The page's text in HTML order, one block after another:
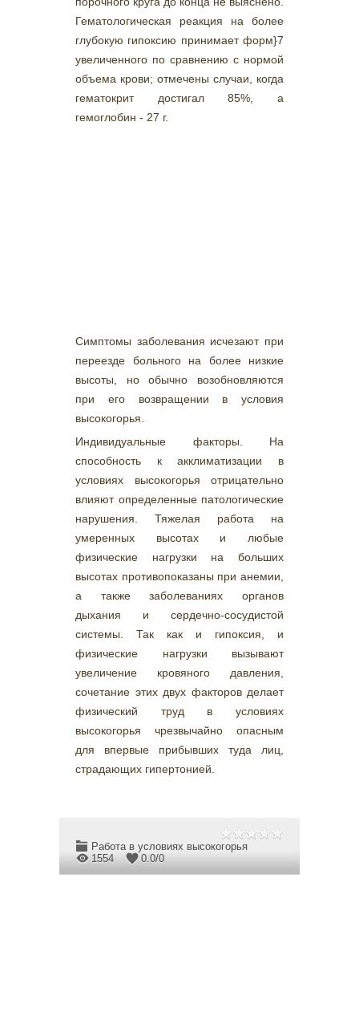
Гематологическая реакция на более
глубокую гипоксию принимает форм}7
увеличенного по сравнению с нормой
объема крови; отмечены случаи, когда
гематокрит достигал 85%, а
гемоглобин - 27 г.
Симптомы заболевания исчезают при
переезде больного на более низкие
высоты, но обычно возобновляются
при его возвращении в условия
высокогорья.
Индивидуальные факторы. На
способность к акклиматизации в
условиях высокогорья отрицательно
влияют определенные патологические
нарушения. Тяжелая работа на
умеренных высотах и любые
физические нагрузки на больших
высотах противопоказаны при анемии,
а также заболеваниях органов
дыхания и сердечно-сосудистой
системы. Так как и гипоксия, и
физические нагрузки вызывают
увеличение кровяного давления,
сочетание этих двух факторов делает
физический труд в условиях
высокогорья чрезвычайно опасным
для впервые прибывших туда лиц,
страдающих гипертонией.
Работа в условиях высокогорья
1554
0.0/0